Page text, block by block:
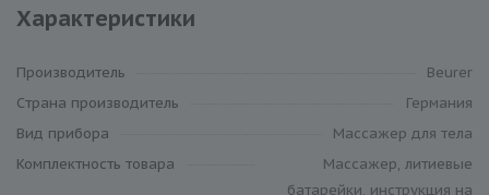
Характеристики
Производитель
Beurer
Cтрана производитель
Германия
Вид прибора
Массажер для тела
Комплектность товара
Массажер, литиевые
батарейки, инструкция на